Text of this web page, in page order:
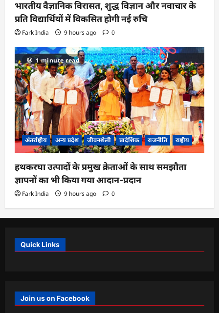
भारतीय वैज्ञानिक विरासत, शुद्ध विज्ञान और नवाचार के
प्रति विद्यार्थियों में विकसित होगी नई रुचि
Fark India 9 hours ago 0
1 minute read
अंतर्राष्ट्रीय अन्य प्रदेश जीवनशैली प्रादेशिक राजनीति राष्ट्रीय
हथकरघा उत्पादों के प्रमुख क्रेताओं के साथ समझौता
ज्ञापनों का भी किया गया आदान-प्रदान
Fark India 9 hours ago 0
Quick Links
Join us on Facebook